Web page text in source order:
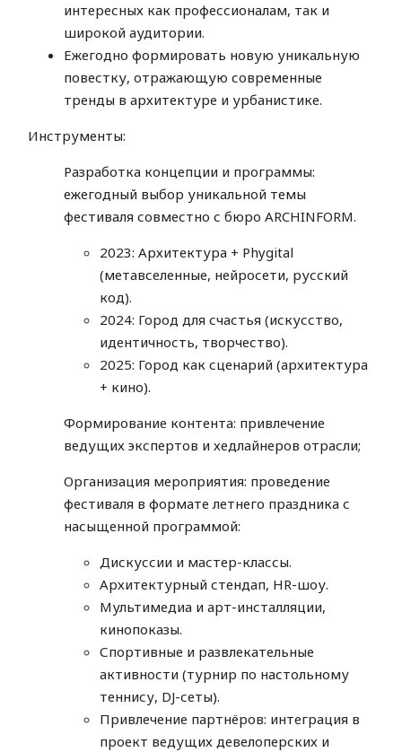
интересных как профессионалам, так и
широкой аудитории.
Ежегодно формировать новую уникальную
повестку, отражающую современные
тренды в архитектуре и урбанистике.
Инструменты:
Разработка концепции и программы:
ежегодный выбор уникальной темы
фестиваля совместно с бюро ARCHINFORM.
2023: Архитектура + Phygital
(метавселенные, нейросети, русский
код).
2024: Город для счастья (искусство,
идентичность, творчество).
2025: Город как сценарий (архитектура
+ кино).
Формирование контента: привлечение
ведущих экспертов и хедлайнеров отрасли;
Организация мероприятия: проведение
фестиваля в формате летнего праздника с
насыщенной программой:
Дискуссии и мастер-классы.
Архитектурный стендап, HR-шоу.
Мультимедиа и арт-инсталляции,
кинопоказы.
Спортивные и развлекательные
активности (турнир по настольному
теннису, DJ-сеты).
Привлечение партнёров: интеграция в
проект ведущих девелоперских и